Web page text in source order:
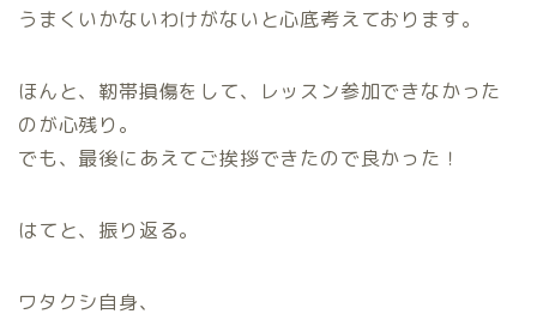
うまくいかないわけがないと心底考えております。
ほんと、靭帯損傷をして、レッスン参加できなかった
のが心残り。
でも、最後にあえてご挨拶できたので良かった！
はてと、振り返る。
ワタクシ自身、